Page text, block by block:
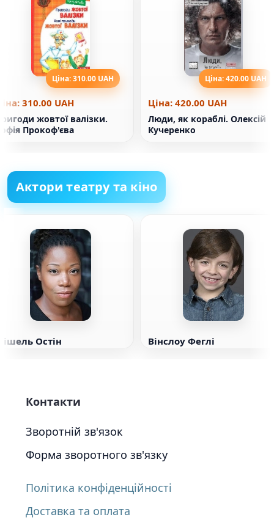
Ціна: 310.00 UAH
310.00 UAH
жовтої валізки.
Прокоф'єва
Ціна: 420.00 UAH
Ціна: 420.00 UAH
Люди, як кораблі. Олексій
Кучеренко
Актори театру та кіно
Остін Вінслоу Феглі
Контакти
Зворотній зв'язок
Форма зворотного зв'язку
Політика конфіденційності
Доставка та оплата